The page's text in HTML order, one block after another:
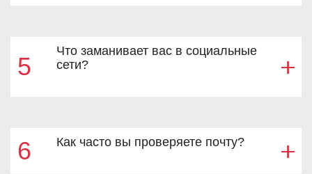
5
Что заманивает вас в социальные
сети?
6 Как часто вы проверяете почту?